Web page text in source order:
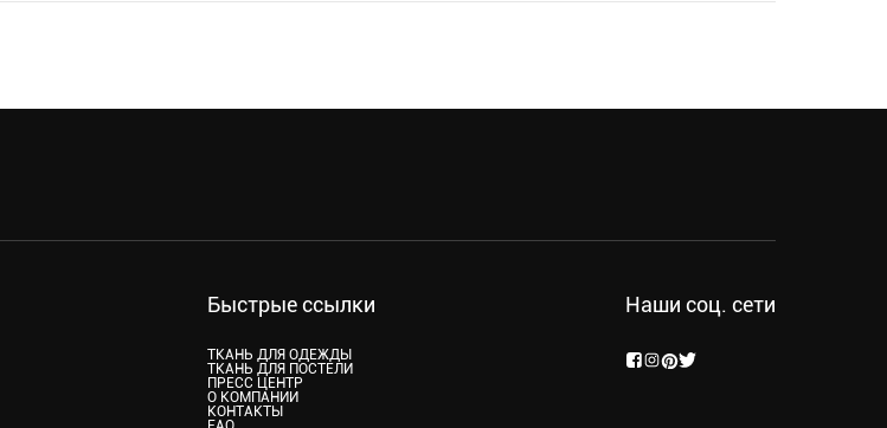
Быстрые ссылки
ТКАНЬ ДЛЯ ОДЕЖДЫ
ТКАНЬ ДЛЯ ПОСТЕЛИ
ПРЕСС ЦЕНТР
О КОМПАНИИ
КОНТАКТЫ
Наши соц. сети